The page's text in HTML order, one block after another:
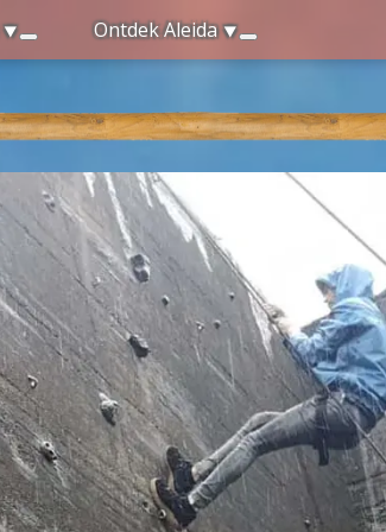
Ontdek Aleida